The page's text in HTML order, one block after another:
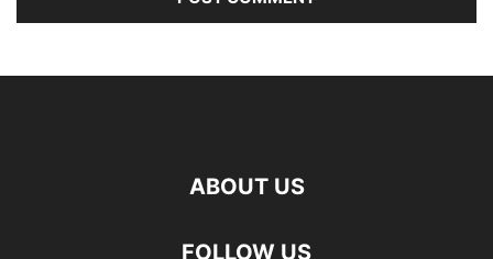
ABOUT US
FOLLOW US